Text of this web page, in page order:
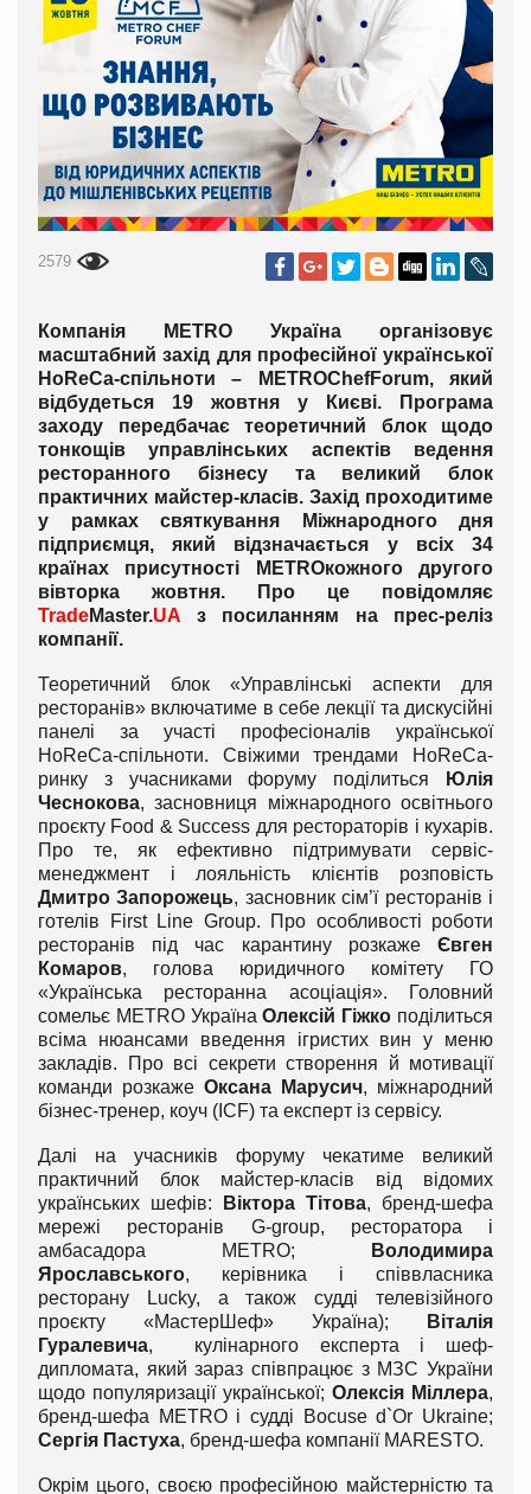
2579
Компанія
METRO Україна організовує
масштабний захід для професійної української
HoReCa-спільноти– METROChefForum, який
відбудеться 19 жовтня у Києві. Програма
заходу передбачає теоретичний блок щодо
тонкощів управлінських аспектів ведення
ресторанного бізнесу та великий блок
практичних майстер-класів. Захід проходитиме
у рамках святкування Міжнародного дня
підприємця, який відзначається у всіх 34
країнах присутності
METROкожного другого
вівторка жовтня. Про це повідомляє
TradeMaster.UA з посиланням на прес-реліз
компанії.
Теоретичний блок «Управлінські аспекти для
ресторанів» включатиме в себе лекції та дискусійні
панелі за участі професіоналів української
HoReCa-спільноти. Свіжими трендами HoReCa-
ринку з учасниками форуму поділиться
Юлія
Чеснокова, засновниця міжнародного освітнього
проєкту Food & Success для рестораторів і кухарів.
Про те, як ефективно підтримувати сервіс-
менеджмент і лояльність клієнтів розповість
Дмитро Запорожець, засновник сім’ї ресторанів і
готелів First Line Group. Про особливості роботи
ресторанів під час карантину розкаже Євген
Комаров, голова юридичного комітету ГО
«Українська ресторанна асоціація». Головний
сомельє METRO УкраїнаОлексій Гіжко поділиться
всіма нюансами введення ігристих вин у меню
закладів. Про всі секрети створення й мотивації
команди розкаже Оксана Марусич, міжнародний
бізнес-тренер, коуч (ICF) та експерт із сервісу.
Далі на учасників форуму чекатиме великий
практичний блок майстер-класів від відомих
українських шефів:
Віктора Тітова, бренд-шефа
мережі ресторанів G-group, ресторатора і
амбасадора METRO;
Володимира
Ярославського, керівника і співвласника
ресторану Lucky, а також судді телевізійного
проєкту «МастерШеф» Україна);
Віталія
Гуралевича, кулінарного експерта і шеф-
дипломата, який зараз співпрацює з МЗС України
щодо популяризації української; Олексія Міллера,
бренд-шефа METRO і судді Bocuse d`Or Ukraine;
Сергія Пастуха, бренд-шефа компанії MARESTO.
Окрім цього, своєю професійною майстерністю та